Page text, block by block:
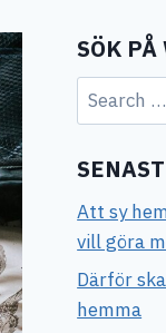
SÖK
Search
for:
Att sy
vill göra
Därför
hemma